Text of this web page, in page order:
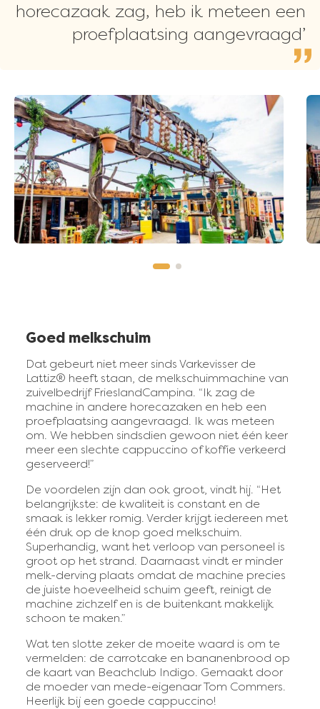
horecazaak zag, heb ik meteen een
proefplaatsing aangevraagd’
Goed melkschuim
Dat gebeurt niet meer sinds Varkevisser de
Lattiz® heeft staan, de melkschuimmachine van
zuivelbedrijf FrieslandCampina. “Ik zag de
machine in andere horecazaken en heb een
proefplaatsing aangevraagd. Ik was meteen
om. We hebben sindsdien gewoon niet één keer
meer een slechte cappuccino of koffie verkeerd
geserveerd!”
De voordelen zijn dan ook groot, vindt hij. “Het
belangrijkste: de kwaliteit is constant en de
smaak is lekker romig. Verder krijgt iedereen met
één druk op de knop goed melkschuim.
Superhandig, want het verloop van personeel is
groot op het strand. Daarnaast vindt er minder
melk-derving plaats omdat de machine precies
de juiste hoeveelheid schuim geeft, reinigt de
machine zichzelf en is de buitenkant makkelijk
schoon te maken.”
Wat ten slotte zeker de moeite waard is om te
vermelden: de carrotcake en bananenbrood op
de kaart van Beachclub Indigo. Gemaakt door
de moeder van mede-eigenaar Tom Commers.
Heerlijk bij een goede cappuccino!